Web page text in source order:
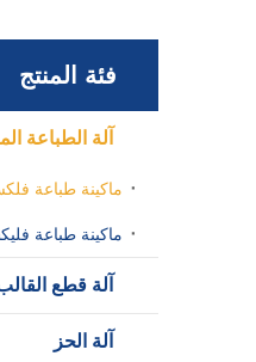
فئة المنتج
آلة الطباعة
ماكينة طباعة
ماكينة طباعة
آلة قطع
آلة الحز